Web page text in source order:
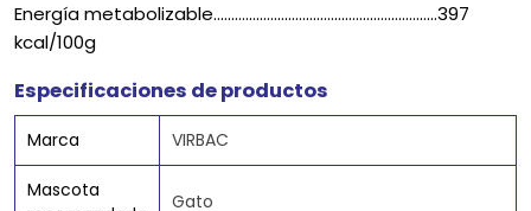
Energía metabolizable...............................................................397
kcal/100g
Especificaciones de productos
Marca VIRBAC
Mascota
Gato